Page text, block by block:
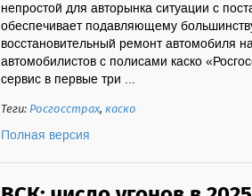
непростой для авторынка ситуации с
обеспечивает подавляющему
восстановительный ремонт автомобиля
автомобилистов с полисами каско
сервис в первые три ...
Теги:Росгосстрах,каско
Полная версия